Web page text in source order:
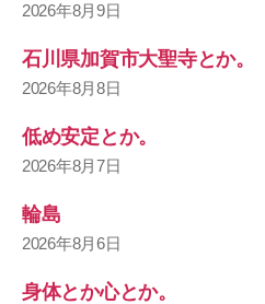
2026年8月9日
石川県加賀市大聖寺とか。
2026年8月8日
低め安定とか。
2026年8月7日
輪島
2026年8月6日
身体とか心とか。